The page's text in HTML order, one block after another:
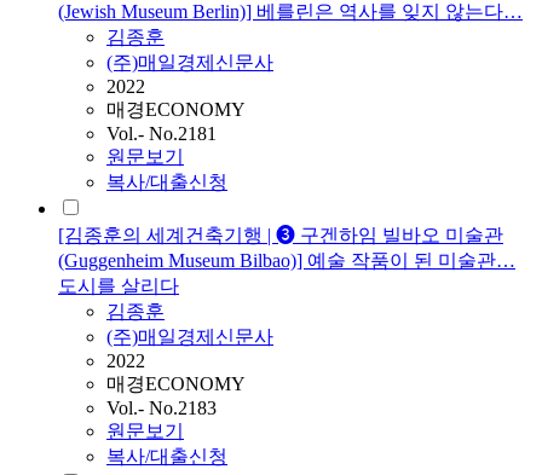
(Jewish Museum Berlin)] 베를린은 역사를 잊지 않는다…
김종훈
(주)매일경제신문사
2022
매경ECONOMY
Vol.- No.2181
원문보기
복사/대출신청
[김종훈의 세계건축기행 | ➌ 구겐하임 빌바오 미술관
(Guggenheim Museum Bilbao)] 예술 작품이 된 미술관…
도시를 살리다
김종훈
(주)매일경제신문사
2022
매경ECONOMY
Vol.- No.2183
원문보기
복사/대출신청